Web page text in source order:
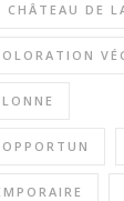
CHÂTEAU DE